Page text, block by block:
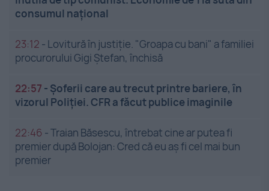
consumul național
23:12 - Lovitură în justiție. "Groapa cu bani" a familiei
procurorului Gigi Ștefan, închisă
22:57 - Șoferii care au trecut printre bariere, în
vizorul Poliției. CFR a făcut publice imaginile
22:46 -Traian Băsescu, întrebat cine ar putea fi
premier după Bolojan: Cred că eu aș fi cel mai bun
premier